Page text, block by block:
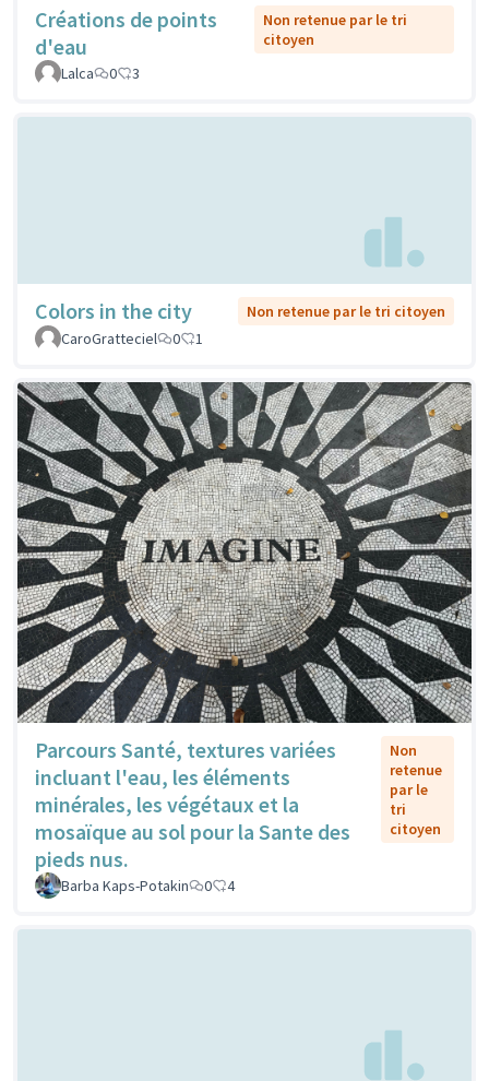
Créations de points
d'eau
Non retenue par le tri
citoyen
Lalca
0 3
Colors in the city
Non retenue par le tri citoyen
CaroGratteciel
0 1
Parcours Santé, textures variées
incluant l'eau, les éléments
minérales, les végétaux et la
mosaïque au sol pour la Sante des
pieds nus.
Non
retenue
par le
tri
citoyen
Barba Kaps-Potakin 0 4